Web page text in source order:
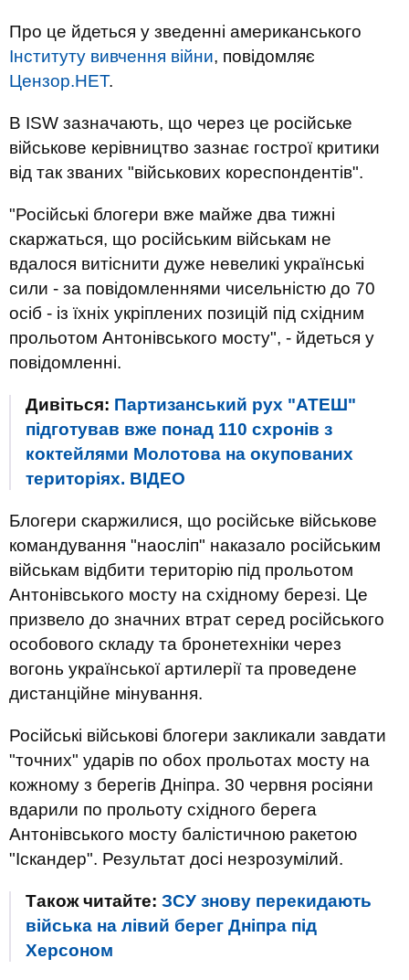
Про це йдеться у зведенні американського
Інституту вивчення війни, повідомляє
Цензор.НЕТ.
В ISW зазначають, що через це російське
військове керівництво зазнає гострої критики
від так званих "військових кореспондентів".
"Російські блогери вже майже два тижні
скаржаться, що російським військам не
вдалося витіснити дуже невеликі українські
сили - за повідомленнями чисельністю до 70
осіб - із їхніх укріплених позицій під східним
прольотом Антонівського мосту", - йдеться у
повідомленні.
Дивіться: Партизанський рух "АТЕШ"
підготував вже понад 110 схронів з
коктейлями Молотова на окупованих
територіях. ВIДЕО
Блогери скаржилися, що російське військове
командування "наосліп" наказало російським
військам відбити територію під прольотом
Антонівського мосту на східному березі. Це
призвело до значних втрат серед російського
особового складу та бронетехніки через
вогонь української артилерії та проведене
дистанційне мінування.
Російські військові блогери закликали завдати
"точних" ударів по обох прольотах мосту на
кожному з берегів Дніпра. 30 червня росіяни
вдарили по прольоту східного берега
Антонівського мосту балістичною ракетою
"Іскандер". Результат досі незрозумілий.
Також читайте: ЗСУ знову перекидають
війська на лівий берег Дніпра під
Херсоном